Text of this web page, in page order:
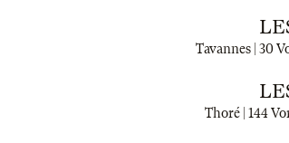
Tavannes | 30
Thoré | 144